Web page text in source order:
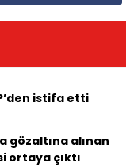
istifa etti
gözaltına alınan
ortaya çıktı